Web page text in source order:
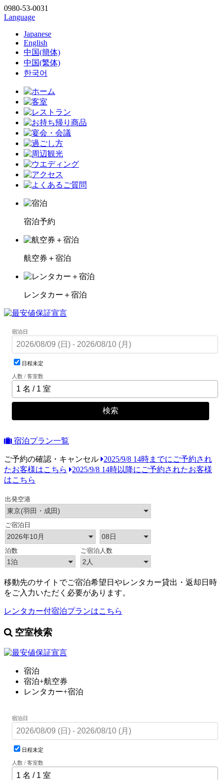
0980-53-0031
Language
Japanese
English
中国(簡体)
中国(繁体)
한국어
宿泊予約
航空券＋宿泊
レンタカー＋宿泊
宿泊日
日程未定
人数 / 客室数
検索
宿泊プラン一覧
ご予約の確認・キャンセル
2025/9/8 14時までにご予約され
たお客様はこちら
2025/9/8 14時以降にご予約されたお客様
はこちら
移動先のサイトでご宿泊希望日やレンタカー貸出・返却日時
をご入力いただく必要があります。
レンタカー付宿泊プランはこちら
空室検索
宿泊
宿泊+航空券
レンタカー+宿泊
宿泊日
日程未定
人数 / 客室数